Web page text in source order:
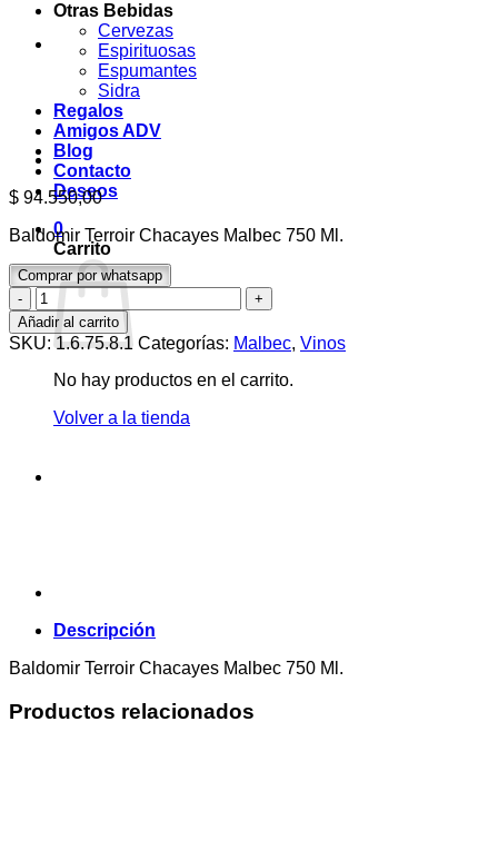
Otras Bebidas
Cervezas
Espirituosas
Espumantes
Sidra
Regalos
Amigos ADV
Blog
Contacto
Deseos
0
Carrito
No hay productos en el carrito.
Volver a la tienda
$ 94.550,00
Baldomir Terroir Chacayes Malbec 750 Ml.
Comprar por whatsapp
Baldomir
Terroir
Chacayes
Malbec
750
cantidad
Añadir al carrito
SKU:1.6.75.8.1 Categorías: Malbec, Vinos
Descripción
Baldomir Terroir Chacayes Malbec 750 Ml.
Productos relacionados